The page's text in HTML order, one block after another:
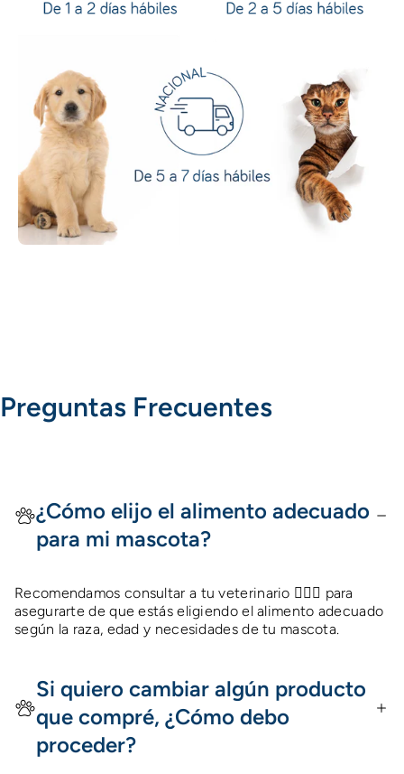
Preguntas Frecuentes
¿Cómo elijo el alimento adecuado
para mi mascota?
Recomendamos consultar a tu veterinario 👩🏻‍⚕️ para
asegurarte de que estás eligiendo el alimento adecuado
según la raza, edad y necesidades de tu mascota.
Si quiero cambiar algún producto
que compré, ¿Cómo debo
proceder?